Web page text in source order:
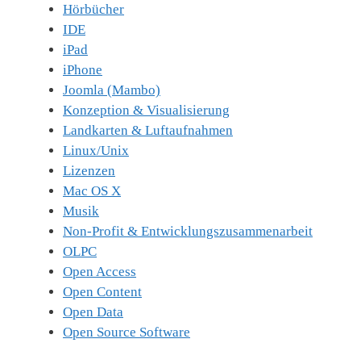
Hörbücher
IDE
iPad
iPhone
Joomla (Mambo)
Konzeption & Visualisierung
Landkarten & Luftaufnahmen
Linux/Unix
Lizenzen
Mac OS X
Musik
Non-Profit & Entwicklungszusammenarbeit
OLPC
Open Access
Open Content
Open Data
Open Source Software